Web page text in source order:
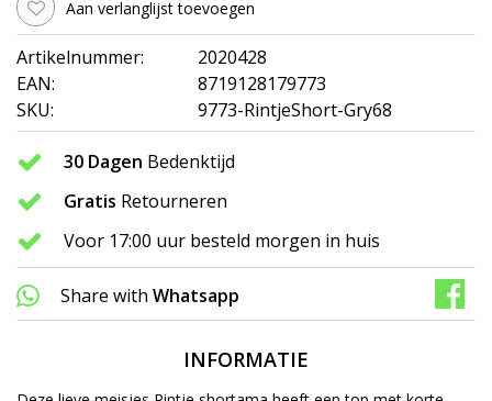
Aan verlanglijst toevoegen
Artikelnummer:
2020428
EAN:
8719128179773
SKU:
9773-RintjeShort-Gry68
30 Dagen Bedenktijd
Gratis Retourneren
Voor 17:00 uur besteld morgen in huis
Share with Whatsapp
INFORMATIE